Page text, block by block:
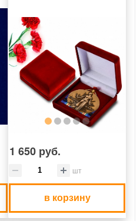
1 650 руб.
шт
в корзину